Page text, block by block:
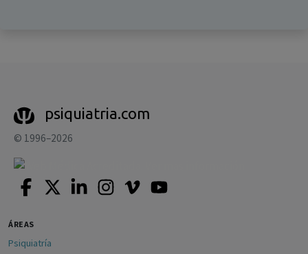
psiquiatria.com
© 1996–2026
ÁREAS
Psiquiatría